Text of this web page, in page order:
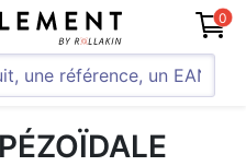
0